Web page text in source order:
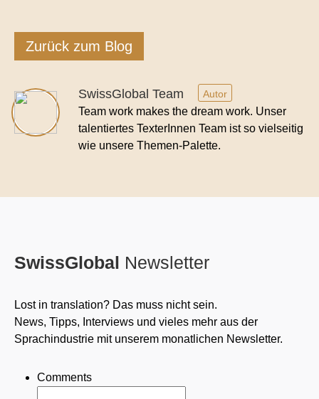
Zurück zum Blog
SwissGlobal Team Autor
Team work makes the dream work. Unser
talentiertes TexterInnen Team ist so vielseitig
wie unsere Themen-Palette.
SwissGlobal Newsletter
Lost in translation? Das muss nicht sein.
News, Tipps, Interviews und vieles mehr aus der
Sprachindustrie mit unserem monatlichen Newsletter.
Comments